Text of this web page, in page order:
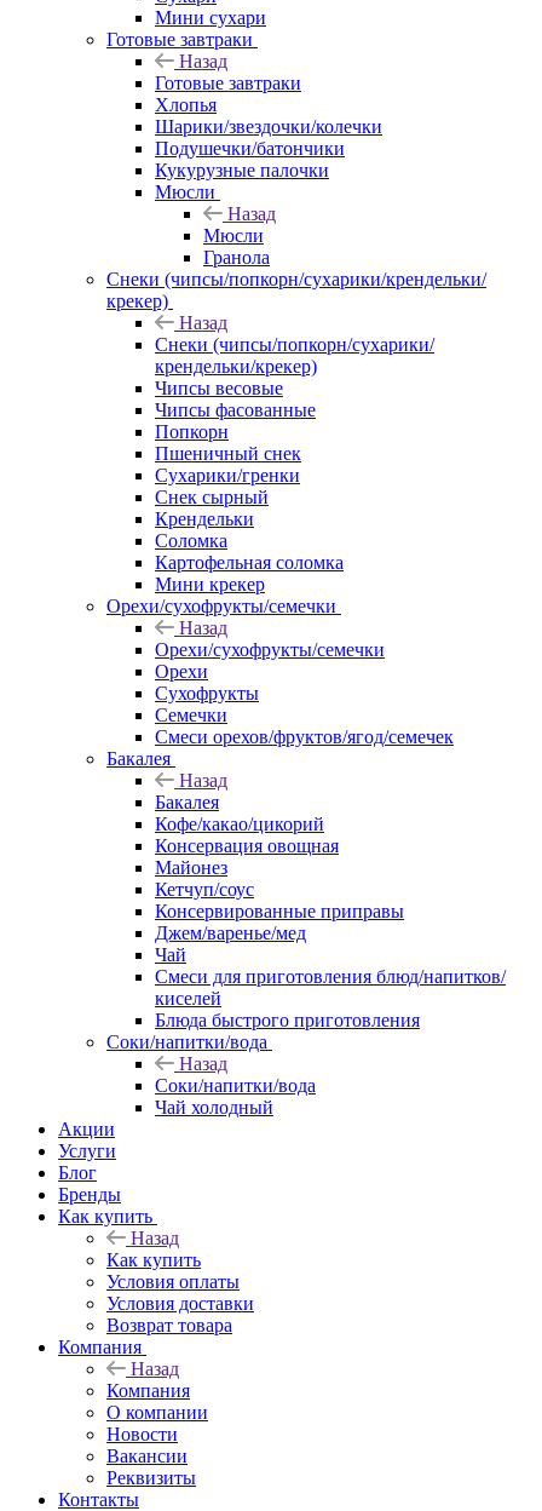
Мини сухари
Готовые завтраки
Назад
Готовые завтраки
Хлопья
Шарики/звездочки/колечки
Подушечки/батончики
Кукурузные палочки
Мюсли
Назад
Мюсли
Гранола
Снеки (чипсы/попкорн/сухарики/крендельки/
крекер)
Назад
Снеки (чипсы/попкорн/сухарики/
крендельки/крекер)
Чипсы весовые
Чипсы фасованные
Попкорн
Пшеничный снек
Сухарики/гренки
Снек сырный
Крендельки
Соломка
Картофельная соломка
Мини крекер
Орехи/сухофрукты/семечки
Назад
Орехи/сухофрукты/семечки
Орехи
Сухофрукты
Семечки
Смеси орехов/фруктов/ягод/семечек
Бакалея
Назад
Бакалея
Кофе/какао/цикорий
Консервация овощная
Майонез
Кетчуп/соус
Консервированные приправы
Джем/варенье/мед
Чай
Смеси для приготовления блюд/напитков/
киселей
Блюда быстрого приготовления
Соки/напитки/вода
Назад
Соки/напитки/вода
Чай холодный
Акции
Услуги
Блог
Бренды
Как купить
Назад
Как купить
Условия оплаты
Условия доставки
Возврат товара
Компания
Назад
Компания
О компании
Новости
Вакансии
Реквизиты
Контакты